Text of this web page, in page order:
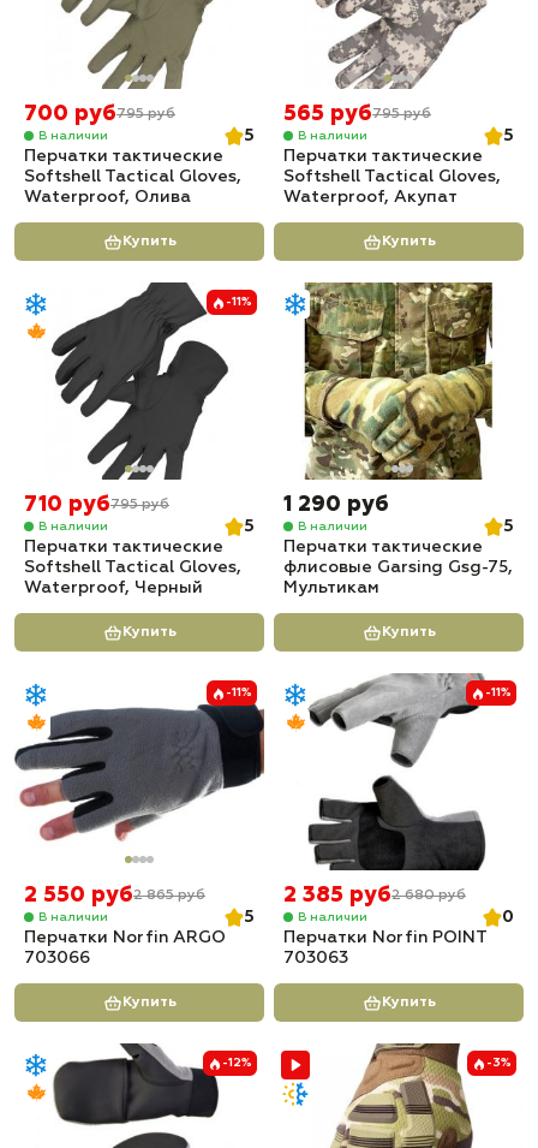
700 руб795 руб
В наличии
5
Перчатки тактические
Softshell Tactical Gloves,
Waterproof, Олива
Купить
565 руб795 руб
В наличии
5
Перчатки тактические
Softshell Tactical Gloves,
Waterproof, Акупат
Купить
-11%
710 руб795 руб
В наличии
5
Перчатки тактические
Softshell Tactical Gloves,
Waterproof, Черный
Купить
1 290 руб
В наличии
5
Перчатки тактические
флисовые Garsing Gsg-75,
Мультикам
Купить
-11%
2 550 руб2 865 руб
В наличии
5
Перчатки Norfin ARGO
703066
Купить
-11%
2 385 руб2 680 руб
В наличии
0
Перчатки Norfin POINT
703063
Купить
-12% -3%